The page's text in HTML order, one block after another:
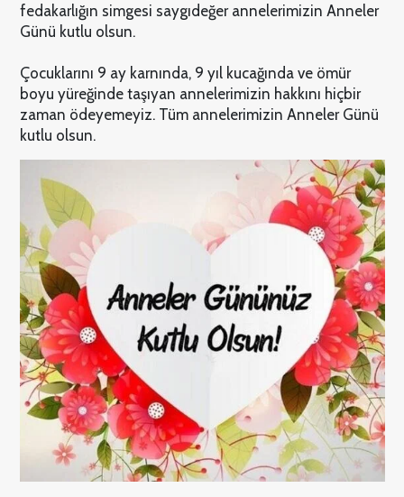
fedakarlığın simgesi saygıdeğer annelerimizin Anneler
Günü kutlu olsun.
Çocuklarını 9 ay karnında, 9 yıl kucağında ve ömür
boyu yüreğinde taşıyan annelerimizin hakkını hiçbir
zaman ödeyemeyiz. Tüm annelerimizin Anneler Günü
kutlu olsun.